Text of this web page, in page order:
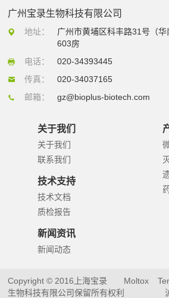
广州宝录生物科技有限公司
地址：
广州市黄埔区科丰路31号（
603房
电话：
020-34393445
传真：
020-34037165
邮箱：
gz@bioplus-biotech.com
关于我们
关于我们
联系我们
技术支持
技术文档
质检报告
新闻资讯
新闻动态
Moltox
Copyright © 2016上海宝录
生物科技有限公司保留所有权利